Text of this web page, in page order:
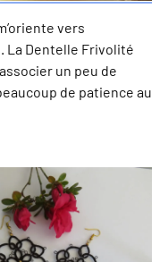
vers
La Dentelle Frivolité
un peu de
de patience au